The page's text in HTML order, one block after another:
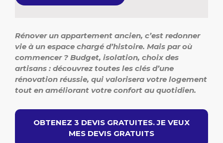
Rénover un appartement ancien, c’est redonner
vie à un espace chargé d’histoire. Mais par où
commencer ? Budget, isolation, choix des
artisans : découvrez toutes les clés d’une
rénovation réussie, qui valorisera votre logement
tout en améliorant votre confort au quotidien.
OBTENEZ 3 DEVIS GRATUITES. JE VEUX
MES DEVIS GRATUITS